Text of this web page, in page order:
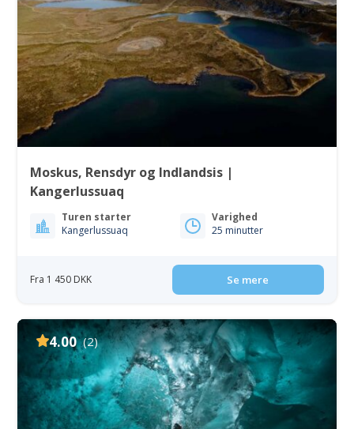
Moskus, Rensdyr og Indlandsis |
Kangerlussuaq
Turen starter
Kangerlussuaq
Varighed
25 minutter
Fra 1 450 DKK Se mere
4.00 (2)